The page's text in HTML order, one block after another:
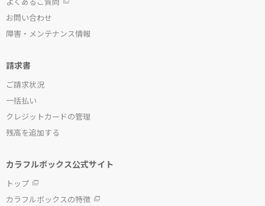
お問い合わせ
障害・メンテナンス情報
請求書
ご請求状況
一括払い
クレジットカードの管理
残高を追加する
カラフルボックス公式サイト
トップ
カラフルボックスの特徴